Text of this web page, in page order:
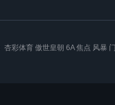
杏彩体育 傲世皇朝 6A 焦点 风暴